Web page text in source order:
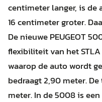
centimeter langer, is de
16 centimeter groter.
De nieuwe PEUGEOT
flexibiliteit van het
waarop de auto wordt
bedraagt 2,90 meter.
meter. In de 5008 is